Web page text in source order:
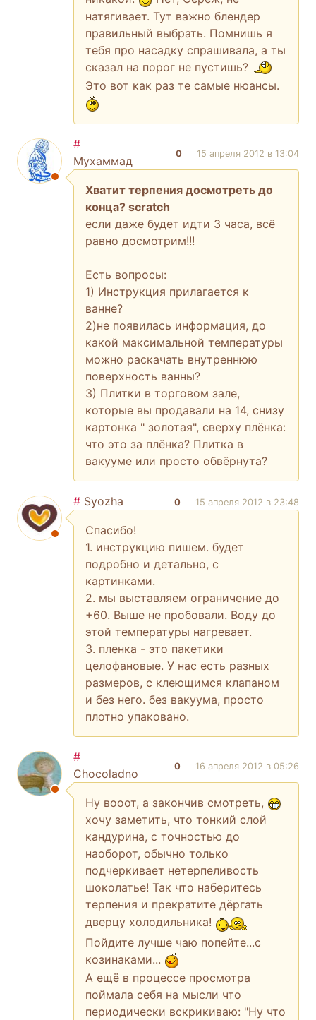
натягивает. Тут важно блендер
правильный выбрать. Помнишь я
тебя про насадку спрашивала, а ты
сказал на порог не пустишь?
Это вот как раз те самые нюансы.
#
Мухаммад
0 15 апреля 2012 в 13:04
Хватит терпения досмотреть до
конца? scratch
если даже будет идти 3 часа, всё
равно досмотрим!!!
Есть вопросы:
1) Инструкция прилагается к
ванне?
2)не появилась информация, до
какой максимальной температуры
можно раскачать внутреннюю
поверхность ванны?
3) Плитки в торговом зале,
которые вы продавали на 14, снизу
картонка " золотая", сверху плёнка:
что это за плёнка? Плитка в
вакууме или просто обвёрнута?
# Syozha 0 15 апреля 2012 в 23:48
Спасибо!
1. инструкцию пишем. будет
подробно и детально, с
картинками.
2. мы выставляем ограничение до
+60. Выше не пробовали. Воду до
этой температуры нагревает.
3. пленка - это пакетики
целофановые. У нас есть разных
размеров, с клеющимся клапаном
и без него. без вакуума, просто
плотно упаковано.
#
Chocoladno
0 16 апреля 2012 в 05:26
Ну вооот, а закончив смотреть,
хочу заметить, что тонкий слой
кандурина, с точностью до
наоборот, обычно только
подчеркивает нетерпеливость
шоколатье! Так что наберитесь
терпения и прекратите дёргать
дверцу холодильника!
Пойдите лучше чаю попейте...с
козинаками...
А ещё в процессе просмотра
поймала себя на мысли что
периодически вскрикиваю: "Ну что